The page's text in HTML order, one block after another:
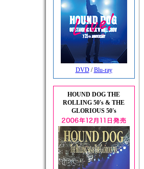
DVD/Blu-ray
HOUND DOG THE
ROLLING 50's & THE
GLORIOUS 50's